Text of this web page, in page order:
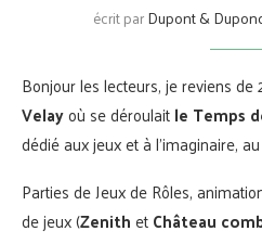
écrit parDupont &
Bonjour les lecteurs, je reviens de
Velayoù se déroulaitle Temps
dédié aux jeux et à l’imaginaire,
Parties de Jeux de Rôles,
de jeux (ZenithetChâteau